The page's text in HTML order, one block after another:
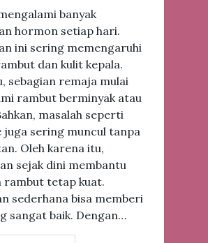
banyak
hormon setiap hari.
ini sering memengaruhi
dan kulit kepala.
sebagian remaja mulai
rambut berminyak atau
masalah seperti
juga sering muncul tanpa
Oleh karena itu,
sejak dini membantu
rambut tetap kuat.
sederhana bisa memberi
sangat baik. Dengan…